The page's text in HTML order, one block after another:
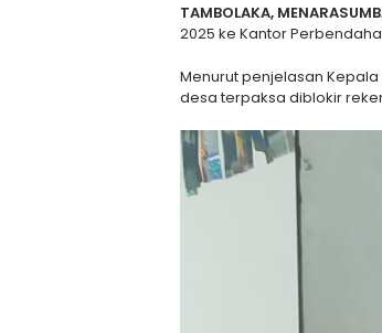
TAMBOLAKA,
2025 ke Kantor
Menurut penjelasan Kepala
desa terpaksa diblokir